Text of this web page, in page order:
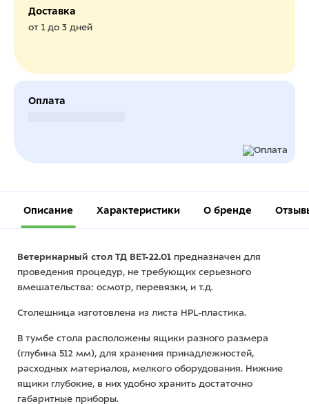
Доставка
от 1 до 3 дней
Оплата
Описание Характеристики О бренде
Ветеринарный стол ТД ВЕТ-22.01 предназначен для
проведения процедур, не требующих серьезного
вмешательства: осмотр, перевязки, и т.д.
Столешница изготовлена из листа HPL-пластика.
В тумбе стола расположены ящики разного размера
(глубина 512 мм), для хранения принадлежностей,
расходных материалов, мелкого оборудования. Нижние
ящики глубокие, в них удобно хранить достаточно
габаритные приборы.